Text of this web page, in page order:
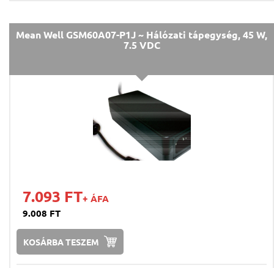
Mean Well GSM60A07-P1J ~ Hálózati tápegység, 45 W,
7.5 VDC
7.093 FT+ ÁFA
9.008 FT
KOSÁRBA TESZEM